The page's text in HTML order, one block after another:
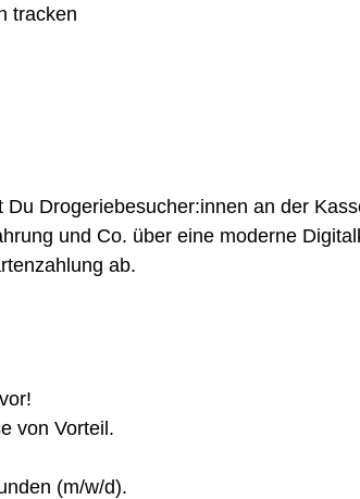
tracken
Drogeriebesucher:innen an der
und Co. über eine moderne
ab.
von Vorteil.
(m/w/d).